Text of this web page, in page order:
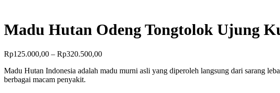
Madu Hutan Odeng Tongtolok Ujung
Rp125.000,00 – Rp320.500,00
Madu Hutan Indonesia adalah madu murni asli yang diperoleh langsung dari sarang
berbagai macam penyakit.